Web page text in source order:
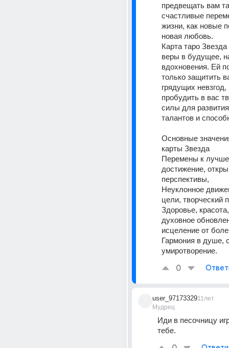
предвещать вам
счастливые
жизни, как новые
новая любовь.
Карта таро
веры в будущее,
вдохновения. Ей
только защитить
грядущих невзгод,
пробудить в вас
силы для
талантов и
Основные
карты Звезда
Перемены к
достижение,
перспективы,
Неуклонное
цели, творческий
Здоровье,
духовное
исцеление от
Гармония в душе,
умиротворение.
0
user_97173329
Мудрец
11лет
Иди в песочницу
тебе.